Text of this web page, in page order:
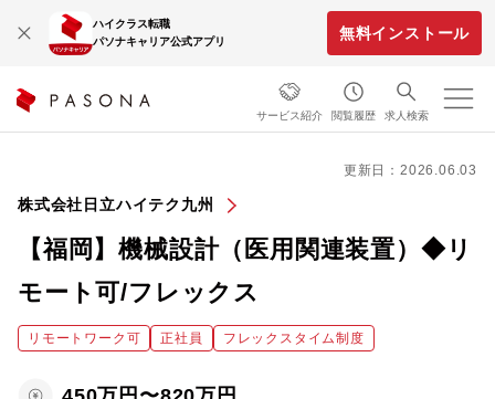
ハイクラス転職
パソナキャリア公式アプリ
無料インストール
サービス紹介 閲覧履歴 求人検索
更新日：2026.06.03
株式会社日立ハイテク九州
【福岡】機械設計（医用関連装置）◆リ
モート可/フレックス
リモートワーク可 正社員 フレックスタイム制度